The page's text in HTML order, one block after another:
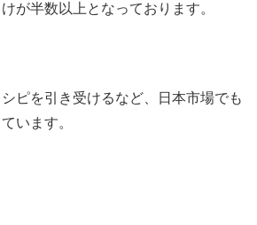
が半数以上となっております。
ピを引き受けるなど、日本市場でも
います。